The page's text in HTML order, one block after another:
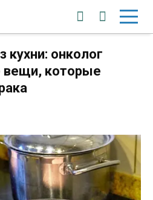
кухни: онколог
вещи, которые